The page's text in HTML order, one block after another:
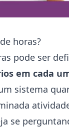
horas?
pode ser
em cada
sistema
se